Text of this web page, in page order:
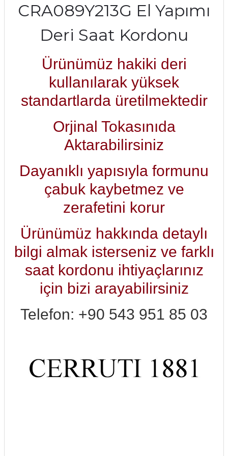
CRA089Y213G El Yapımı
Deri Saat Kordonu
Ürünümüz hakiki deri
kullanılarak yüksek
standartlarda üretilmektedir
Orjinal Tokasınıda
Aktarabilirsiniz
Dayanıklı yapısıyla formunu
çabuk kaybetmez ve
zerafetini korur
Ürünümüz hakkında detaylı
bilgi almak isterseniz ve farklı
saat kordonu ihtiyaçlarınız
için bizi arayabilirsiniz
Telefon: +90 543 951 85 03